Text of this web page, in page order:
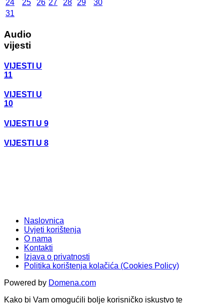
24
25 26 27 28 29
30
31
Audio
vijesti
VIJESTI U
11
VIJESTI U
10
VIJESTI U 9
VIJESTI U 8
Naslovnica
Uvjeti korištenja
O nama
Kontakti
Izjava o privatnosti
Politika korištenja kolačića (Cookies Policy)
Powered by Domena.com
Kako bi Vam omogućili bolje korisničko iskustvo te